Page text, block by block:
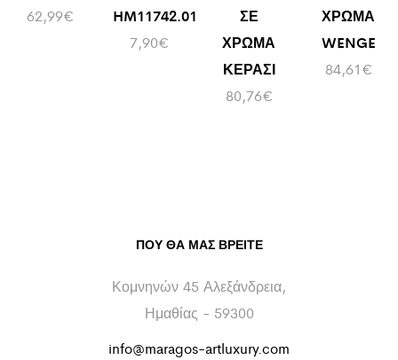
62,99€
HM11742.01
7,90€
ΣΕ
ΧΡΩΜΑ
ΚΕΡΑΣΙ
80,76€
ΧΡΩΜΑ
WENGE
84,61€
ΠΟΥ ΘΑ ΜΑΣ ΒΡΕΊΤΕ
Κομνηνών 45 Αλεξάνδρεια,
Ημαθίας - 59300
info@maragos-artluxury.com